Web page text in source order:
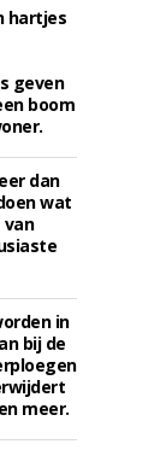
hartjes
geven
boom
dan
wat
in
bij de
meer.